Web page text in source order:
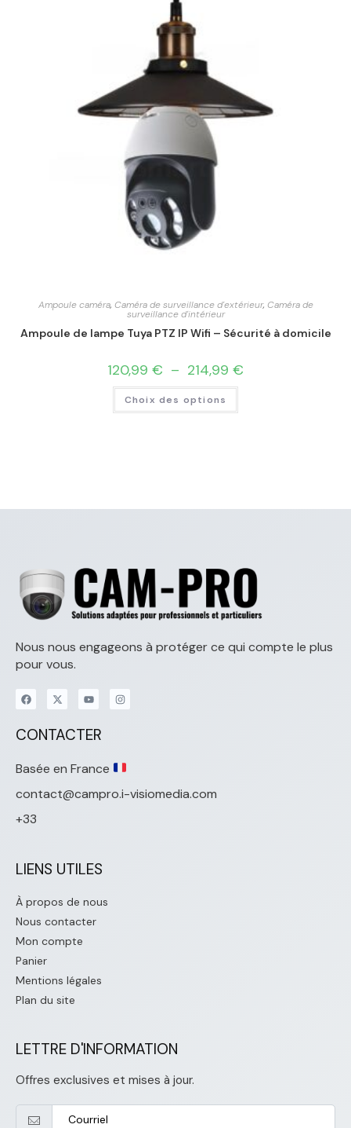
Ampoule caméra, Caméra de surveillance d'extérieur, Caméra de
surveillance d'intérieur
Ampoule de lampe Tuya PTZ IP Wifi – Sécurité à domicile
120,99 € – 214,99 €
Choix des options
Nous nous engageons à protéger ce qui compte le plus
pour vous.
CONTACTER
Basée en France
contact@campro.i-visiomedia.com
+33
LIENS UTILES
À propos de nous
Nous contacter
Mon compte
Panier
Mentions légales
Plan du site
LETTRE D'INFORMATION
Offres exclusives et mises à jour.